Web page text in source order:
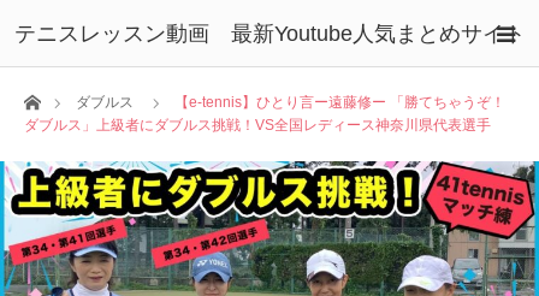
テニスレッスン動画 最新Youtube人気まとめサイト
ホームダブルス
【e-tennis】ひとり言ー遠藤修ー 「勝てちゃうぞ！
ダブルス」上級者にダブルス挑戦！VS全国レディース神奈川県代表選手